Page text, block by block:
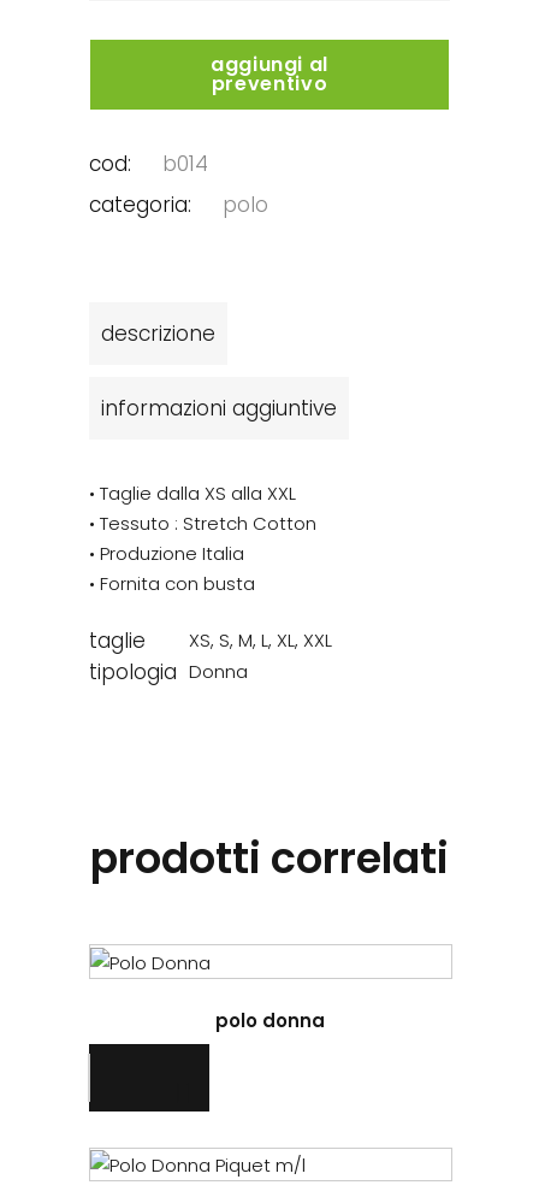
aggiungi al
preventivo
cod:
b014
categoria:
polo
descrizione
informazioni aggiuntive
• Taglie dalla XS alla XXL
• Tessuto : Stretch Cotton
• Produzione Italia
• Fornita con busta
taglie XS, S, M, L, XL, XXL
tipologia Donna
prodotti correlati
opzioni
polo donna